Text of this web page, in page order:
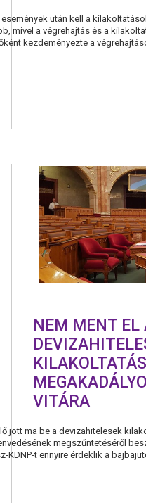
után kell a
mivel a végrehajtás és a
kezdeményezte a
NEM MENT EL
VITÁRA
jött ma be a devizahitelesek
megszűntetéséről
KDNP-t ennyire érdeklik a